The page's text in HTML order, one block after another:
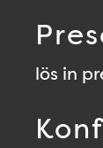
lös in